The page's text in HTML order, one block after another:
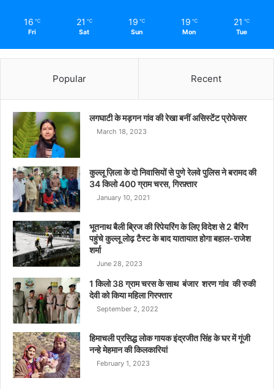
16 ℃
Fri
21 ℃
Sat
19 ℃
Sun
19 ℃
Mon
21 ℃
Tue
Popular Recent
लगघाटी के मड़गन गांव की रेखा बनीं असिस्टेंट प्रोफेसर
March 18, 2023
कुल्लू ज़िला के दो निवासियों से पुणे रेलवे पुलिस ने बरामद की
34 किलो 400 ग्राम चरस, गिरफ़्तार
January 10, 2021
भूतनाथ बैली ब्रिज की रिपेयरिंग के लिए विदेश से 2 बैरिंग
पहुंचे कुल्लू लोढ़ टैस्ट के बाद यातायात होगा बहाल-राजेश
शर्मा
June 28, 2023
1 किलो 38 ग्राम चरस के साथ बंजार शरण गांव की रुकी
देवी को किया महिला गिरफ्तार
September 2, 2022
हिमाचली प्रसिद्ध लोक गायक इंद्रजीत सिंह के घर में गूंजी
नन्हे मेहमान की किलकारियां
February 1, 2023